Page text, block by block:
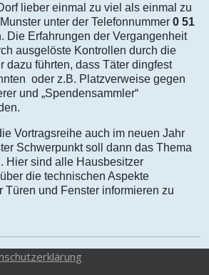
lieber einmal zu viel als einmal zu
unter der Telefonnummer 0 51
Die Erfahrungen der Vergangenheit
ausgelöste Kontrollen durch die
dazu führten, dass Täter dingfest
oder z.B. Platzverweise gegen
und „Spendensammler“
Vortragsreihe auch im neuen Jahr
Schwerpunkt soll dann das Thema
Hier sind alle Hausbesitzer
die technischen Aspekte
Türen und Fenster informieren zu